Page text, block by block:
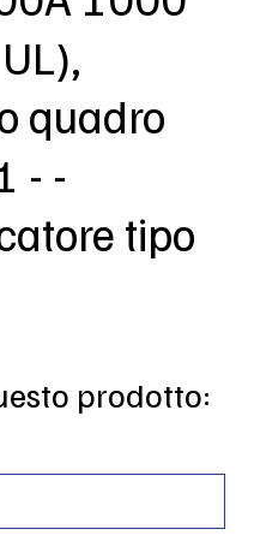
quadro
- -
tipo
prodotto: